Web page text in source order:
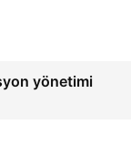
yönetimi